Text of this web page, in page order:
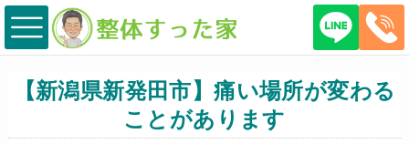
【新潟県新発田市】痛い場所が変わる
ことがあります